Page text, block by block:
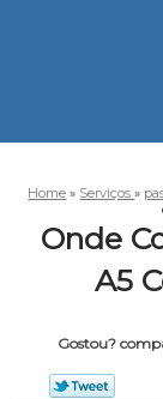
Home » Serviços»
Onde
A5
Gostou?